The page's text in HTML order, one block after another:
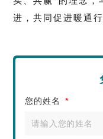
进，共同促进暖通
您的姓名 *